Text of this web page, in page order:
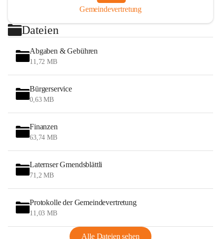
Gemeindevertretung
Dateien
Abgaben & Gebühren
11,72 MB
Bürgerservice
0,63 MB
Finanzen
63,74 MB
Laternser Gmendsblättli
71,2 MB
Protokolle der Gemeindevertretung
11,03 MB
Alle Dateien sehen